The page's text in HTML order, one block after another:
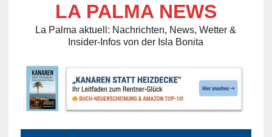
LA PALMA NEWS
La Palma aktuell: Nachrichten, News, Wetter &
Insider-Infos von der Isla Bonita